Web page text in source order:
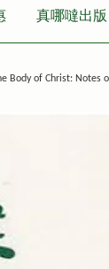
真哪噠出版
of Christ: Notes